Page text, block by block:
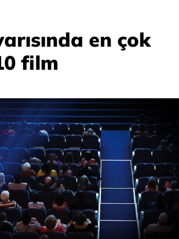
en çok
film